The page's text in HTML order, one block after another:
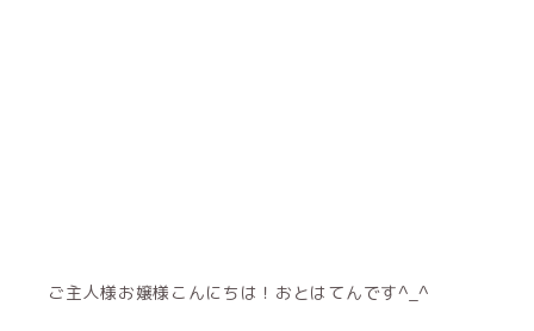
ご主人様お嬢様こんにちは！おとはてんです^_^